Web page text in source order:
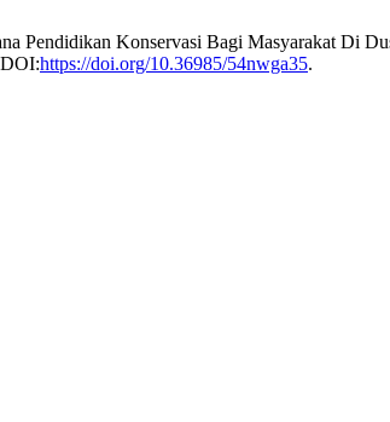
Pendidikan Konservasi Bagi Masyarakat Di
https://doi.org/10.36985/54nwga35.